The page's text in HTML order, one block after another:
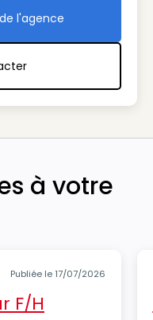
les offres de l'agence
l'agence
contacter
à votre
Publiée le 17/07/2026
F/H